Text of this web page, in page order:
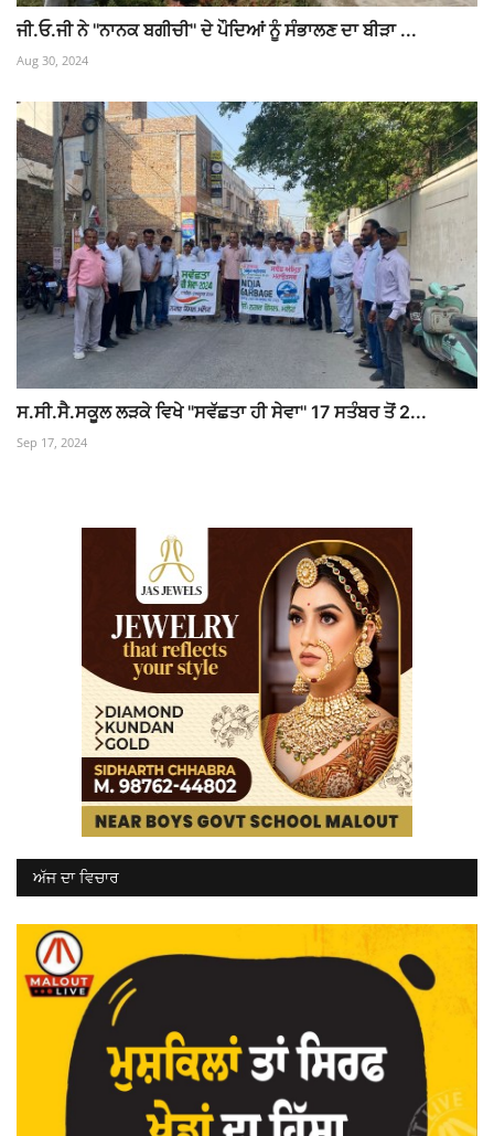
ਜੀ.ਓ.ਜੀ ਨੇ ''ਨਾਨਕ ਬਗੀਚੀ'' ਦੇ ਪੌਦਿਆਂ ਨੂੰ ਸੰਭਾਲਣ ਦਾ ਬੀੜਾ ...
Aug 30, 2024
ਸ.ਸੀ.ਸੈ.ਸਕੂਲ ਲੜਕੇ ਵਿਖੇ "ਸਵੱਛਤਾ ਹੀ ਸੇਵਾ'' 17 ਸਤੰਬਰ ਤੋਂ 2...
Sep 17, 2024
ਅੱਜ ਦਾ ਵਿਚਾਰ